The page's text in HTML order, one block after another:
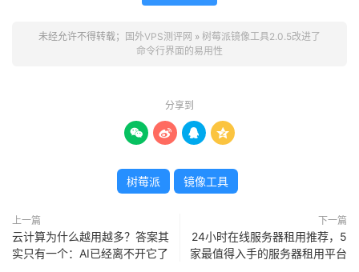
未经允许不得转载； 国外VPS测评网 » 树莓派镜像工具2.0.5改进了
命令行界面的易用性
分享到
   
树莓派 镜像工具
上一篇
云计算为什么越用越多？答案其
实只有一个：AI已经离不开它了
下一篇
24小时在线服务器租用推荐，5
家最值得入手的服务器租用平台